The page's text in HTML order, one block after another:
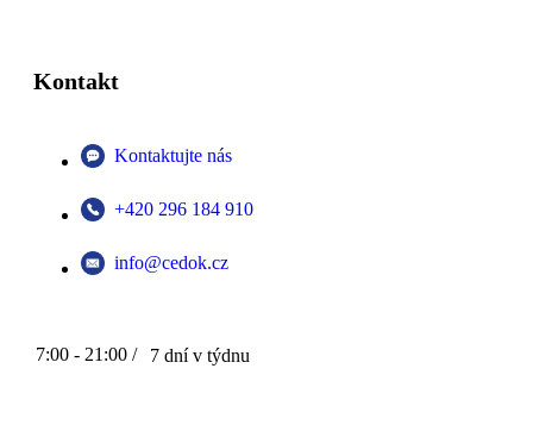
Kontakt
Kontaktujte nás
+420 296 184 910
info@cedok.cz
7:00 - 21:00 / 7 dní v týdnu